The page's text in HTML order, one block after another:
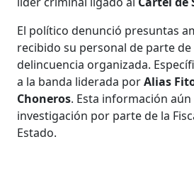
El político denunció presuntas
recibido su personal de parte
delincuencia organizada.
a la banda liderada porAlias
Choneros. Esta información
investigación por parte de la
Estado.